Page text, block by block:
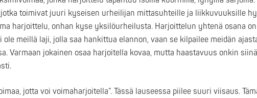
toimivat juuri kyseisen urheilijan mittasuhteille ja liikkuvuuksille
harjoittelu, onhan kyse yksilöurheilusta. Harjoittelun yhtenä osana
meillä laji, jolla saa hankittua elannon, vaan se kilpailee meidän
Varmaan jokainen osaa harjoitella kovaa, mutta haastavuus onkin
jotta voi voimaharjoitella”. Tässä lauseessa piilee suuri viisaus.